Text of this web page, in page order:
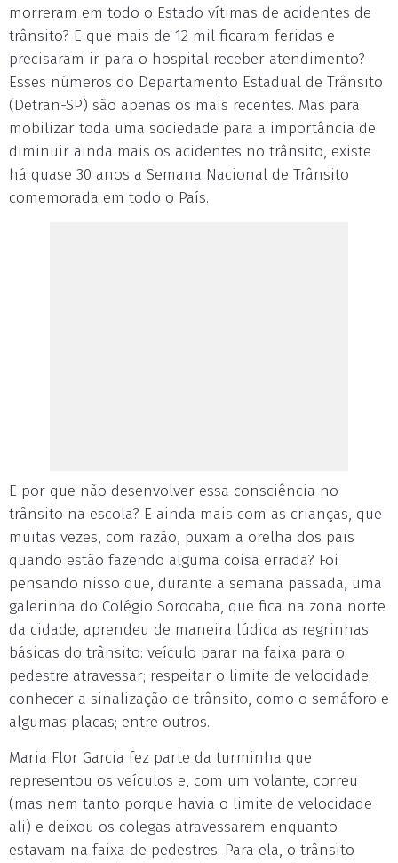
morreram em todo o Estado vítimas de acidentes de
trânsito? E que mais de 12 mil ficaram feridas e
precisaram ir para o hospital receber atendimento?
Esses números do Departamento Estadual de Trânsito
(Detran-SP) são apenas os mais recentes. Mas para
mobilizar toda uma sociedade para a importância de
diminuir ainda mais os acidentes no trânsito, existe
há quase 30 anos a Semana Nacional de Trânsito
comemorada em todo o País.
E por que não desenvolver essa consciência no
trânsito na escola? E ainda mais com as crianças, que
muitas vezes, com razão, puxam a orelha dos pais
quando estão fazendo alguma coisa errada? Foi
pensando nisso que, durante a semana passada, uma
galerinha do Colégio Sorocaba, que fica na zona norte
da cidade, aprendeu de maneira lúdica as regrinhas
básicas do trânsito: veículo parar na faixa para o
pedestre atravessar; respeitar o limite de velocidade;
conhecer a sinalização de trânsito, como o semáforo e
algumas placas; entre outros.
Maria Flor Garcia fez parte da turminha que
representou os veículos e, com um volante, correu
(mas nem tanto porque havia o limite de velocidade
ali) e deixou os colegas atravessarem enquanto
estavam na faixa de pedestres. Para ela, o trânsito